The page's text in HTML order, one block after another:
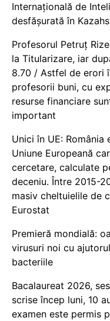
Internațională de
desfășurată în
Profesorul Petruț
la Titularizare, iar
8.70 / Astfel de erori
profesorii buni, cu
resurse financiare
important
Unici în UE:
Uniune Europeană
cercetare, calculate
deceniu. Între 2015-
masiv cheltuielile de
Eurostat
Premieră mondială:
virusuri noi cu
bacteriile
Bacalaureat 2026,
scrise încep luni, 10
examen este permis